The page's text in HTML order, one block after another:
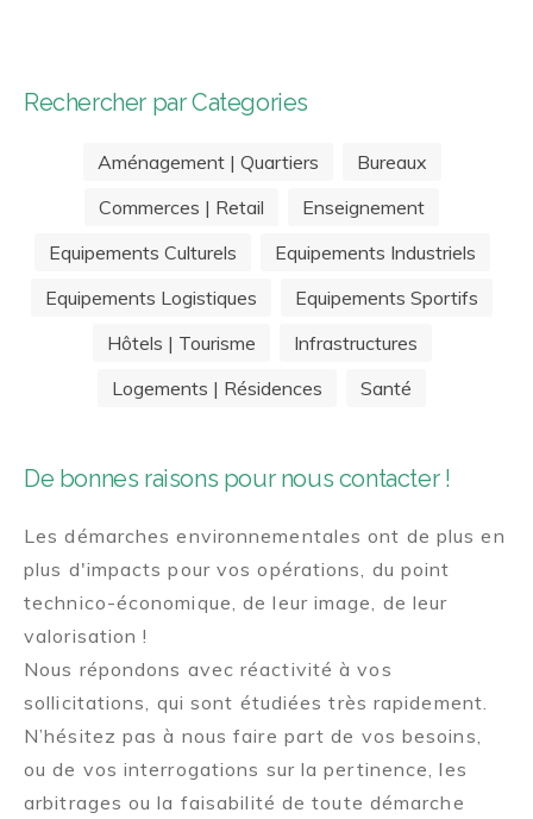
Rechercher par Categories
Aménagement | Quartiers
Bureaux
Commerces | Retail
Enseignement
Equipements Culturels
Equipements Industriels
Equipements Logistiques
Equipements Sportifs
Hôtels | Tourisme
Infrastructures
Logements | Résidences
Santé
De bonnes raisons pour nous contacter !
Les démarches environnementales ont de plus en
plus d'impacts pour vos opérations, du point
technico-économique, de leur image, de leur
valorisation !
Nous répondons avec réactivité à vos
sollicitations, qui sont étudiées très rapidement.
N’hésitez pas à nous faire part de vos besoins,
ou de vos interrogations sur la pertinence, les
arbitrages ou la faisabilité de toute démarche